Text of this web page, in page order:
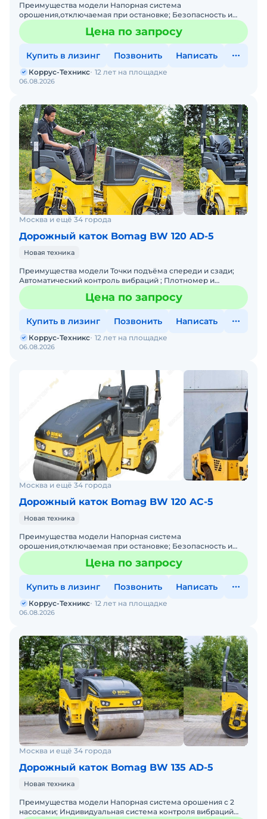
Преимущества модели Напорная система
орошения,отключаемая при остановке; Безопасность и
простота управления; Плотномер и указатель температуры
асфальта; Раб
Цена по запросу
Купить в лизинг Позвонить Написать
06.08.2026
Коррус-Техникс 12 лет на площадке
Москва и ещё 34 города
Дорожный каток Bomag BW 120 AD-5
Новая техника
Преимущества модели Точки подъёма спереди и сзади;
Автоматический контроль вибраций ; Плотномер и
указатель температуры асфальта; Оросительная система с
пер
Цена по запросу
Купить в лизинг Позвонить Написать
06.08.2026
Коррус-Техникс 12 лет на площадке
Москва и ещё 34 города
Дорожный каток Bomag BW 120 AC-5
Новая техника
Преимущества модели Напорная система
орошения,отключаемая при остановке; Безопасность и
простота управления; Плотномер и указатель температуры
асфальта; Раб
Цена по запросу
Купить в лизинг Позвонить Написать
06.08.2026
Коррус-Техникс 12 лет на площадке
Москва и ещё 34 города
Дорожный каток Bomag BW 135 AD-5
Новая техника
Преимущества модели Напорная система орошения с 2
насосами; Индивидуальная система контроля вибраций